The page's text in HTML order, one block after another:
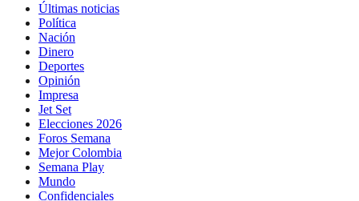
Últimas noticias
Política
Nación
Dinero
Deportes
Opinión
Impresa
Jet Set
Elecciones 2026
Foros Semana
Mejor Colombia
Semana Play
Mundo
Confidenciales